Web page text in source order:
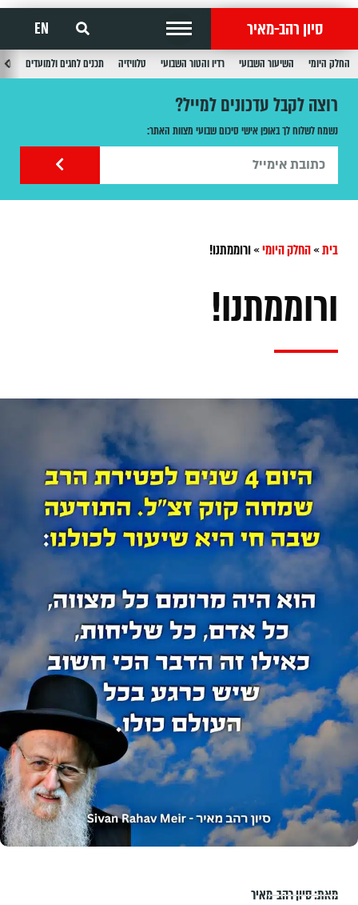
סיון רהב-מאיר EN
החלק היומי השיעור השבועי רדיו והטור השבועי טלוויזיה תכנים לחגים ולמועדים
רוצה לקבל עדכונים למייל?
נשמח לשלוח לך באופן אישי סיכום שבועי מצוות האתר:
בית»החלק היומי»ורוממתנו!
ורוממתנו!
מאת:סיון רהב-מאיר